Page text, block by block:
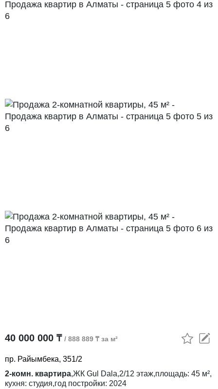
40 000 000 ₸ / 888 889 ₸ за м²
пр. Райымбека, 351/2
2-комн. квартира,ЖК Gul Dala,2/12 этаж,площадь: 45 м²,
кухня: студия,год постройки: 2024